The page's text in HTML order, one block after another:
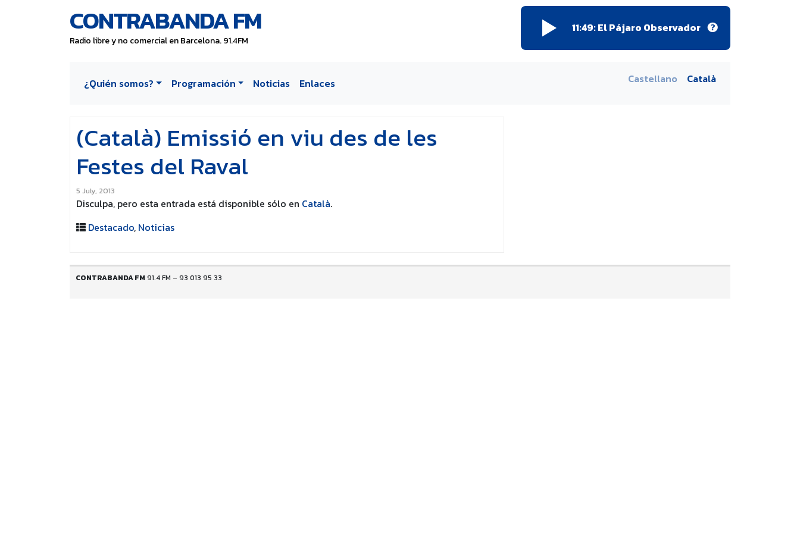
CONTRABANDA FM
Radio libre y no comercial en Barcelona. 91.4FM
11:49:El Pájaro Observador
¿Quién somos? Programación Noticias Enlaces Castellano Català
(Català) Emissió en viu des de les
Festes del Raval
5 July, 2013
Disculpa, pero esta entrada está disponible sólo en Català.
Destacado, Noticias
CONTRABANDA FM91.4 FM – 93 013 95 33